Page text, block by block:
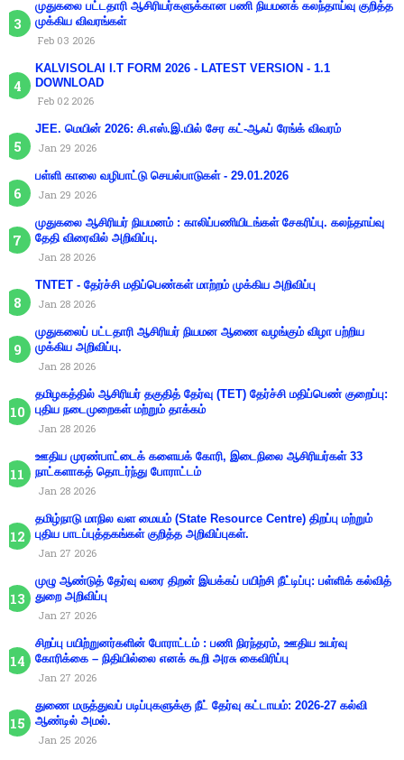
முதுகலை பட்டதாரி ஆசிரியர்களுக்கான பணி நியமனக் கலந்தாய்வு குறித்த
முக்கிய விவரங்கள்
Feb 03 2026
KALVISOLAI I.T FORM 2026 - LATEST VERSION - 1.1
DOWNLOAD
Feb 02 2026
JEE. மெயின் 2026: சி.எஸ்.இ.யில் சேர கட்-ஆஃப் ரேங்க் விவரம்
Jan 29 2026
பள்ளி காலை வழிபாட்டு செயல்பாடுகள் - 29.01.2026
Jan 29 2026
முதுகலை ஆசிரியர் நியமனம் : காலிப்பணியிடங்கள் சேகரிப்பு. கலந்தாய்வு
தேதி விரைவில் அறிவிப்பு.
Jan 28 2026
TNTET - தேர்ச்சி மதிப்பெண்கள் மாற்றம் முக்கிய அறிவிப்பு
Jan 28 2026
முதுகலைப் பட்டதாரி ஆசிரியர் நியமன ஆணை வழங்கும் விழா பற்றிய
முக்கிய அறிவிப்பு.
Jan 28 2026
தமிழகத்தில் ஆசிரியர் தகுதித் தேர்வு (TET) தேர்ச்சி மதிப்பெண் குறைப்பு:
புதிய நடைமுறைகள் மற்றும் தாக்கம்
Jan 28 2026
ஊதிய முரண்பாட்டைக் களையக் கோரி, இடைநிலை ஆசிரியர்கள் 33
நாட்களாகத் தொடர்ந்து போராட்டம்
Jan 28 2026
தமிழ்நாடு மாநில வள மையம் (State Resource Centre) திறப்பு மற்றும்
புதிய பாடப்புத்தகங்கள் குறித்த அறிவிப்புகள்.
Jan 27 2026
முழு ஆண்டுத் தேர்வு வரை திறன் இயக்கப் பயிற்சி நீட்டிப்பு: பள்ளிக் கல்வித்
துறை அறிவிப்பு
Jan 27 2026
சிறப்பு பயிற்றுனர்களின் போராட்டம் : பணி நிரந்தரம், ஊதிய உயர்வு
கோரிக்கை – நிதியில்லை எனக் கூறி அரசு கைவிரிப்பு
Jan 27 2026
துணை மருத்துவப் படிப்புகளுக்கு நீட் தேர்வு கட்டாயம்: 2026-27 கல்வி
ஆண்டில் அமல்.
Jan 25 2026